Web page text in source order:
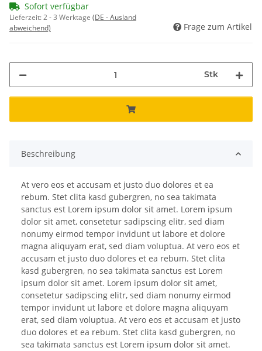
Sofort verfügbar
Lieferzeit:2 - 3 Werktage (DE - Ausland
abweichend)
Frage zum Artikel
Stk
Beschreibung
At vero eos et accusam et justo duo dolores et ea
rebum. Stet clita kasd gubergren, no sea takimata
sanctus est Lorem ipsum dolor sit amet. Lorem ipsum
dolor sit amet, consetetur sadipscing elitr, sed diam
nonumy eirmod tempor invidunt ut labore et dolore
magna aliquyam erat, sed diam voluptua. At vero eos et
accusam et justo duo dolores et ea rebum. Stet clita
kasd gubergren, no sea takimata sanctus est Lorem
ipsum dolor sit amet. Lorem ipsum dolor sit amet,
consetetur sadipscing elitr, sed diam nonumy eirmod
tempor invidunt ut labore et dolore magna aliquyam
erat, sed diam voluptua. At vero eos et accusam et justo
duo dolores et ea rebum. Stet clita kasd gubergren, no
sea takimata sanctus est Lorem ipsum dolor sit amet.